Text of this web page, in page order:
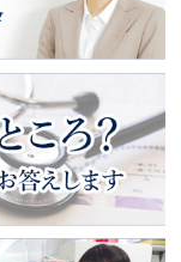
様々な疑問にお